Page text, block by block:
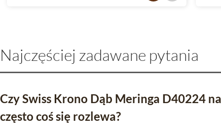
Najczęściej zadawane pytania
Czy Swiss Krono Dąb Meringa D40224
często coś się rozlewa?